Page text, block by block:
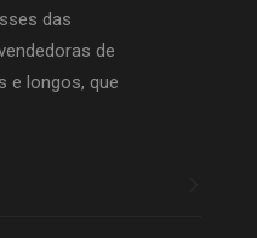
das
de
e longos, que